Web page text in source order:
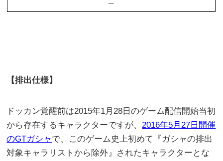
–
【排出仕様】
ドッカン覚醒前は2015年1月28日のゲーム配信開始当初
から存在するキャラクターですが、2016年5月27日開催
のGTガシャで、このゲーム史上初めて『ガシャの排出
対象キャラリストから除外』されたキャラクターとな